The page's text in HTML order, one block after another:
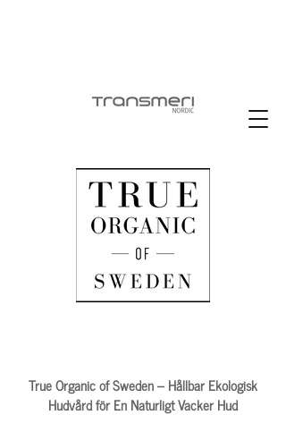
True Organic of Sweden – Hållbar Ekologisk
Hudvård för En Naturligt Vacker Hud